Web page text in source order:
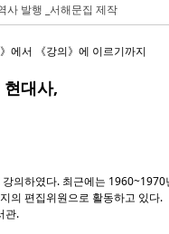
사 발행 _서해문집 제작
에서 《강의》에 이르기까지
대사,
의하였다. 최근에는
의 편집위원으로 활동하고 있다.
관.